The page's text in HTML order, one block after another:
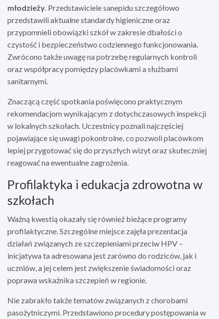
młodzieży . Przedstawiciele sanepidu szczegółowo
przedstawili aktualne standardy higieniczne oraz
przypomnieli obowiązki szkół w zakresie dbałości o
czystość i bezpieczeństwo codziennego funkcjonowania.
Zwrócono także uwagę na potrzebę regularnych kontroli
oraz współpracy pomiędzy placówkami a służbami
sanitarnymi.
Znaczącą część spotkania poświęcono praktycznym
rekomendacjom wynikającym z dotychczasowych inspekcji
w lokalnych szkołach. Uczestnicy poznali najczęściej
pojawiające się uwagi pokontrolne, co pozwoli placówkom
lepiej przygotować się do przyszłych wizyt oraz skuteczniej
reagować na ewentualne zagrożenia.
Profilaktyka i edukacja zdrowotna w
szkołach
Ważną kwestią okazały się również bieżące programy
profilaktyczne. Szczególne miejsce zajęła prezentacja
działań związanych ze szczepieniami przeciw HPV –
inicjatywa ta adresowana jest zarówno do rodziców, jak i
uczniów, a jej celem jest zwiększenie świadomości oraz
poprawa wskaźnika szczepień w regionie.
Nie zabrakło także tematów związanych z chorobami
pasożytniczymi. Przedstawiono procedury postępowania w